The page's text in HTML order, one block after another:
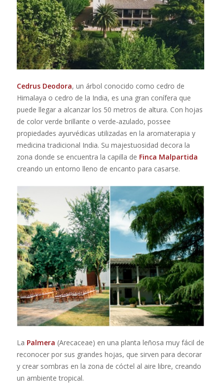
Cedrus Deodora, un árbol conocido como cedro de
Himalaya o cedro de la India, es una gran conífera que
puede llegar a alcanzar los 50 metros de altura. Con hojas
de color verde brillante o verde-azulado, possee
propiedades ayurvédicas utilizadas en la aromaterapia y
medicina tradicional India. Su majestuosidad decora la
zona donde se encuentra la capilla de Finca Malpartida
creando un entorno lleno de encanto para casarse.
La Palmera (Arecaceae) en una planta leñosa muy fácil de
reconocer por sus grandes hojas, que sirven para decorar
y crear sombras en la zona de cóctel al aire libre, creando
un ambiente tropical.